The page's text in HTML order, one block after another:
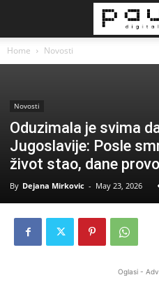
Home Novosti
Novosti
Oduzimala je svima
Jugoslavije: Posle
život stao, dane
By Dejana Mirkovic - May 23, 2026
Oglasi -